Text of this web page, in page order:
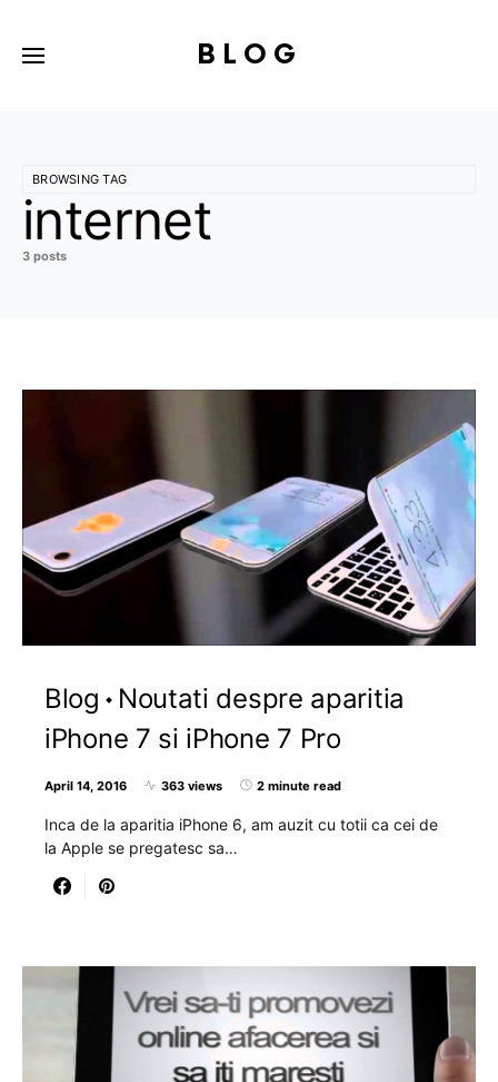
BLOG
BROWSING TAG
internet
3 posts
Blog
Noutati despre aparitia
iPhone 7 si iPhone 7 Pro
April 14, 2016 363 views 2 minute read
Inca de la aparitia iPhone 6, am auzit cu totii ca cei de
la Apple se pregatesc sa…